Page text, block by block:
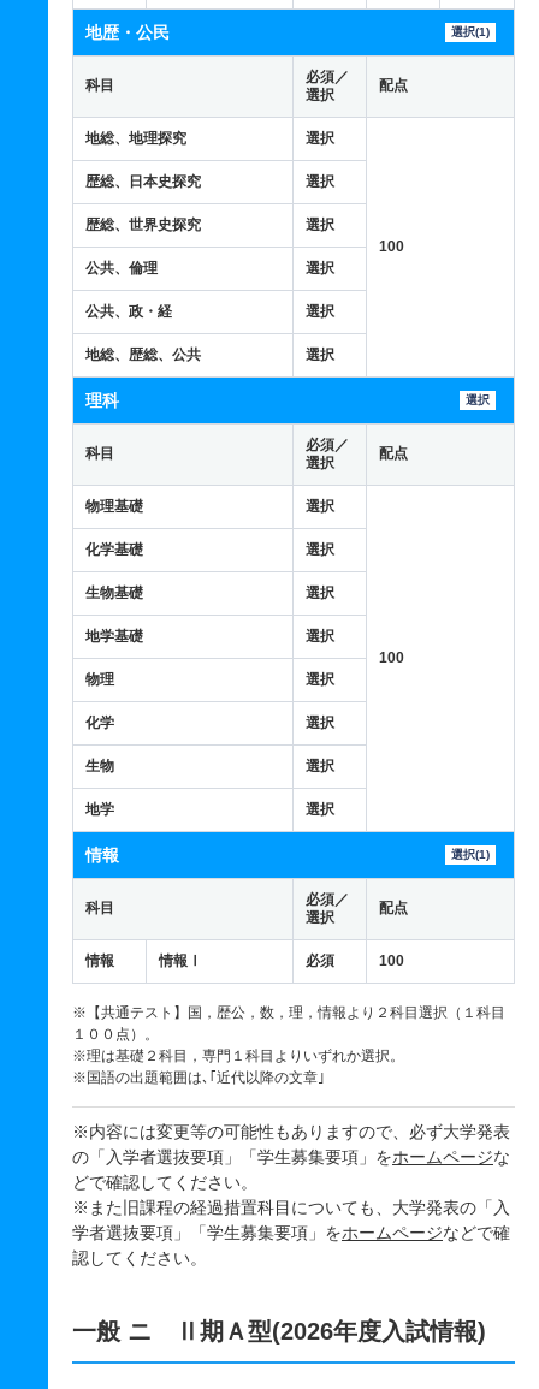
地歴・公民 選択(1)
科目
必須／
選択
配点
地総、地理探究 選択
100
歴総、日本史探究 選択
歴総、世界史探究 選択
公共、倫理 選択
公共、政・経 選択
地総、歴総、公共 選択
理科 選択
科目
必須／
選択
配点
物理基礎 選択
100
化学基礎 選択
生物基礎 選択
地学基礎 選択
物理 選択
化学 選択
生物 選択
地学 選択
情報 選択(1)
科目
必須／
選択
配点
情報 情報Ⅰ 必須 100
※【共通テスト】国，歴公，数，理，情報より２科目選択（１科目
１００点）。
※理は基礎２科目，専門１科目よりいずれか選択。
※国語の出題範囲は､｢近代以降の文章｣
※内容には変更等の可能性もありますので、必ず大学発表
の「入学者選抜要項」「学生募集要項」をホームページな
どで確認してください。
※また旧課程の経過措置科目についても、大学発表の「入
学者選抜要項」「学生募集要項」をホームページなどで確
認してください。
一般 ニ Ⅱ期Ａ型(2026年度入試情報)